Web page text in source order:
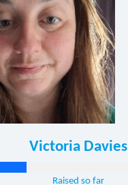
Victoria Davies
Raised so far